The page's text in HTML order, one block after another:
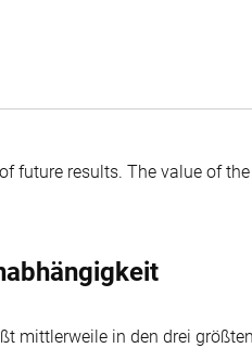
future results. The value of
mittlerweile in den drei